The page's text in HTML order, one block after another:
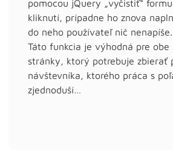
pomocou jQuery „vyčistiť“
kliknutí, prípadne ho znova
do neho používateľ nič nenapíše.
Táto funkcia je výhodná pre
stránky, ktorý potrebuje zbierať
návštevníka, ktorého práca s
zjednoduší…